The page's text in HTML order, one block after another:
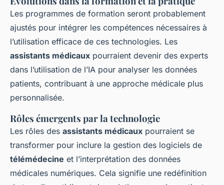
Les programmes de formation seront probablement
ajustés pour intégrer les compétences nécessaires à
l’utilisation efficace de ces technologies. Les
assistants médicaux pourraient devenir des experts
dans l’utilisation de l’IA pour analyser les données
patients, contribuant à une approche médicale plus
personnalisée.
Rôles émergents par la technologie
Les rôles des assistants médicaux pourraient se
transformer pour inclure la gestion des logiciels de
télémédecine et l’interprétation des données
médicales numériques. Cela signifie une redéfinition